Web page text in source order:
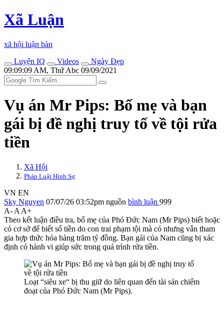
Xã Luận
xã hội luận bàn
Luyện IQ
Videos
Ngày Đẹp
09:09:09 AM, Thứ Abc 09/09/2021
Vụ án Mr Pips: Bố mẹ và bạn
gái bị đề nghị truy tố về tội rửa
tiền
Xã Hội
Pháp Luật Hình Sự
VN EN
Sky Nguyen 07/07/26 03:52pm nguồn bình luận 999
A- A A+
Theo kết luận điều tra, bố mẹ của Phó Đức Nam (Mr Pips) biết hoặc
có cơ sở để biết số tiền do con trai phạm tội mà có nhưng vẫn tham
gia hợp thức hóa hàng trăm tỷ đồng. Bạn gái của Nam cũng bị xác
định có hành vi giúp sức trong quá trình rửa tiền.
Loạt “siêu xe“ bị thu giữ do liên quan đến tài sản chiếm
đoạt của Phó Đức Nam (Mr Pips).